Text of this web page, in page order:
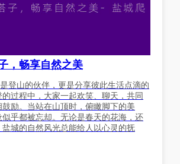
，畅享自然之美
登山的伙伴，更是分享彼此生活点滴的
过程中，大家一起欢笑、聊天，共同
励。当站在山顶时，俯瞰脚下的美
乎都被忘却。无论是春天的花海，还
城的自然风光总能给人以心灵的抚